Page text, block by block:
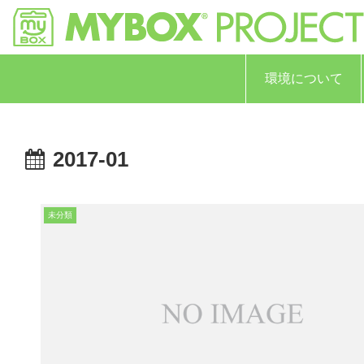
環境について
2017-01
未分類